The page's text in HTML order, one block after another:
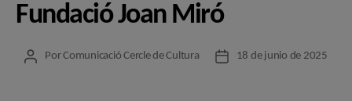
Fundació Joan Miró
Autor
PorComunicació Cercle de Cultura
Fecha18 de junio de 2025